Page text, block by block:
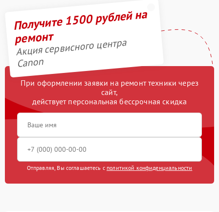
Получите 1500 рублей на
ремонт
Акция сервисного центра
Canon
При оформлении заявки на ремонт техники через
сайт,
действует персональная бессрочная скидка
Отправляя, Вы соглашаетесь с политикой конфиденциальности